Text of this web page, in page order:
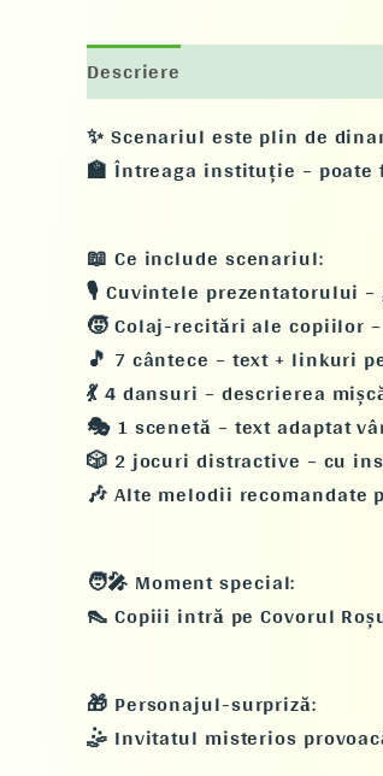
Descriere
✨Scenariul este plin de
🏫 Întreaga instituție –
📖 Ce include scenariul:
🎙️Cuvintele prezentatorului
🧒Colaj-recităriale copiilor
🎵 7 cântece – text + linkuri
💃4 dansuri – descrierea
🎭1 scenetă– text adaptat
🎲 2 jocuri distractive – cu
🎶Alte melodii recomandate
🧑‍🎤 Moment special:
👠 Copiii intră pe Covorul
🎁 Personajul-surpriză:
🤹 Invitatul misterios